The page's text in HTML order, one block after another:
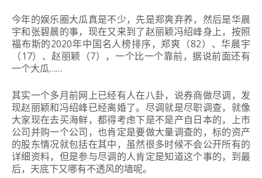
今年的娱乐圈大瓜真是不少，先是郑爽弃养，然后是华晨
宇和张碧晨的事，现在又来到了赵丽颖冯绍峰身上，按照
福布斯的2020年中国名人榜排序，郑爽（82）、华晨宇
（17）、赵丽颖（7），一个比一个靠前，据说前面还有
一个大瓜……
其实一个多月前网上已经有人在八卦，说券商做尽调，发
现赵丽颖和冯绍峰已经离婚了。尽调就是尽职调查，就像
大家现在去买海鲜，都得考虑下是不是产自日本的，上市
公司并购一个公司，也肯定是要做大量调查的，标的资产
的股东情况就包括在其中，虽然很多时候不会公开所有的
详细资料，但是参与尽调的人肯定是知道这个事的，到最
后，天底下又哪有不透风的墙呢。